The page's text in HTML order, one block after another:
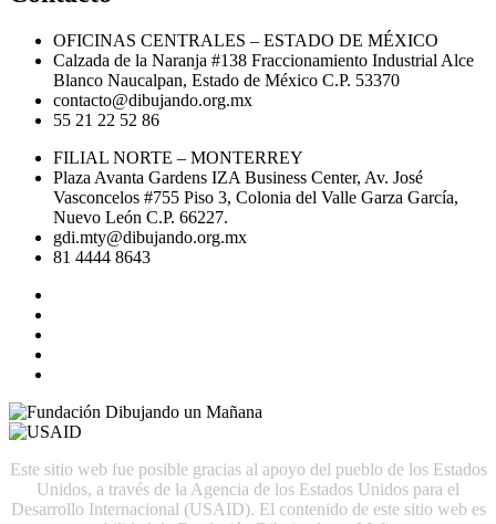
OFICINAS CENTRALES – ESTADO DE MÉXICO
Calzada de la Naranja #138 Fraccionamiento Industrial Alce
Blanco Naucalpan, Estado de México C.P. 53370
contacto@dibujando.org.mx
55 21 22 52 86
FILIAL NORTE – MONTERREY
Plaza Avanta Gardens IZA Business Center, Av. José
Vasconcelos #755 Piso 3, Colonia del Valle Garza García,
Nuevo León C.P. 66227.
gdi.mty@dibujando.org.mx
81 4444 8643
Este sitio web fue posible gracias al apoyo del pueblo de los Estados
Unidos, a través de la Agencia de los Estados Unidos para el
Desarrollo Internacional (USAID). El contenido de este sitio web es